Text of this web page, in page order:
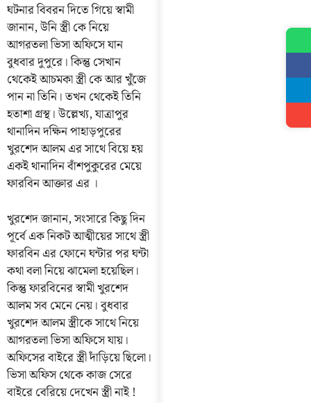
ঘটনার বিবরন দিতে গিয়ে স্বামী
জানান, উনি স্ত্রী কে নিয়ে
আগরতলা ভিসা অফিসে যান
বুধবার দুপুরে। কিন্তু সেখান
থেকেই আচমকা স্ত্রী কে আর খুঁজে
পান না তিনি। তখন থেকেই তিনি
হতাশা গ্রস্থ। উল্লেখ্য, যাত্রাপুর
থানাদিন দক্ষিন পাহাড়পুরের
খুরশেদ আলম এর সাথে বিয়ে হয়
একই থানাদিন বাঁশপুকুরের মেয়ে
ফারবিন আক্তার এর ।
খুরশেদ জানান, সংসারে কিছু দিন
পূর্বে এক নিকট আত্মীয়ের সাথে স্ত্রী
ফারবিন এর ফোনে ঘন্টার পর ঘন্টা
কথা বলা নিয়ে ঝামেলা হয়েছিল।
কিন্তু ফারবিনের স্বামী খুরশেদ
আলম সব মেনে নেয়। বুধবার
খুরশেদ আলম স্ত্রীকে সাথে নিয়ে
আগরতলা ভিসা অফিসে যায়।
অফিসের বাইরে স্ত্রী দাঁড়িয়ে ছিলো।
ভিসা অফিস থেকে কাজ সেরে
বাইরে বেরিয়ে দেখেন স্ত্রী নাই !